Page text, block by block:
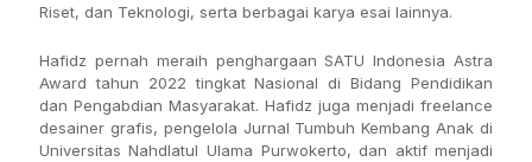
Riset, dan Teknologi, serta berbagai karya esai lainnya.
Hafidz pernah meraih penghargaan SATU Indonesia Astra
Award tahun 2022 tingkat Nasional di Bidang Pendidikan
dan Pengabdian Masyarakat. Hafidz juga menjadi freelance
desainer grafis, pengelola Jurnal Tumbuh Kembang Anak di
Universitas Nahdlatul Ulama Purwokerto, dan aktif menjadi